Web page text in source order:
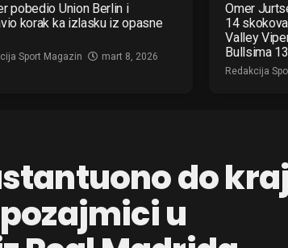
pobedio Union Berlin i
korak ka izlasku iz opasne
Sport Magazin mart 8, 2026
Omer
14
Valley
Bullsima
Redakcija
do
u